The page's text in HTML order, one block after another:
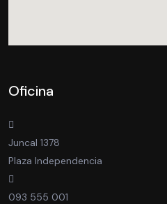
Oficina
Juncal 1378
Plaza Independencia
093 555 001